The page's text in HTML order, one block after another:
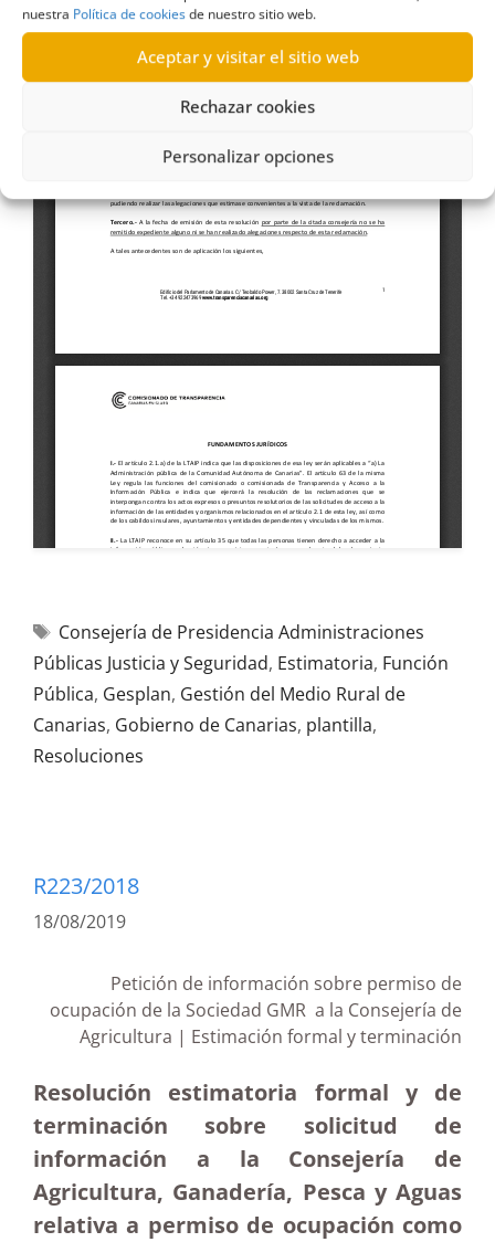
nuestra Política de cookiesde nuestro sitio web.
Aceptar y visitar el sitio web
Rechazar cookies
Personalizar opciones
Consejería de Presidencia Administraciones
Públicas Justicia y Seguridad, Estimatoria, Función
Pública, Gesplan, Gestión del Medio Rural de
Canarias, Gobierno de Canarias, plantilla,
Resoluciones
R223/2018
18/08/2019
Petición de información sobre permiso de
ocupación de la Sociedad GMR a la Consejería de
Agricultura | Estimación formal y terminación
Resolución estimatoria formal y de
terminación sobre solicitud de
información a la Consejería de
Agricultura, Ganadería, Pesca y Aguas
relativa a permiso de ocupación como